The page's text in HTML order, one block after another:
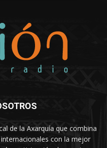
de la Axarquía que combina
con la mejor